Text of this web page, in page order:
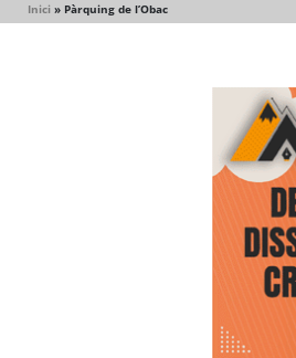
Inici » Pàrquing de l’Obac